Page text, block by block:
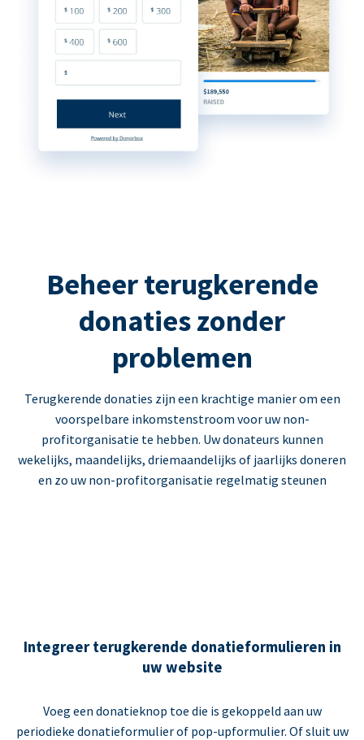
Beheer terugkerende
donaties zonder
problemen
Terugkerende donaties zijn een krachtige manier om een
voorspelbare inkomstenstroom voor uw non-
profitorganisatie te hebben. Uw donateurs kunnen
wekelijks, maandelijks, driemaandelijks of jaarlijks doneren
en zo uw non-profitorganisatie regelmatig steunen
Integreer terugkerende donatieformulieren in
uw website
Voeg een donatieknop toe die is gekoppeld aan uw
periodieke donatieformulier of pop-upformulier. Of sluit uw